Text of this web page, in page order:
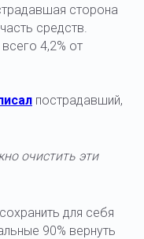
сторона
средств.
4,2% от
пострадавший,
очистить эти
для себя
90% вернуть